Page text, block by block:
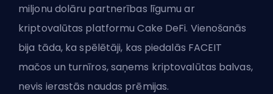
miljonu dolāru partnerības līgumu ar
kriptovalūtas platformu Cake DeFi. Vienošanās
bija tāda, ka spēlētāji, kas piedalās FACEIT
mačos un turnīros, saņems kriptovalūtas balvas,
nevis ierastās naudas prēmijas.